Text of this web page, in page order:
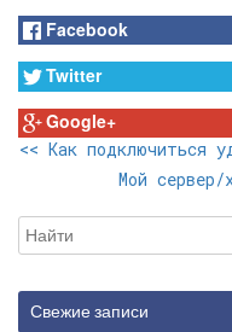
Facebook
Twitter
Google+
<< Как подключиться
Мой сервер/
Свежие записи